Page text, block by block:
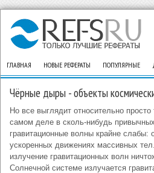
ГЛАВНАЯ НОВЫЕ РЕФЕРАТЫ ПОПУЛЯРНЫЕ
Чёрные дыры - объекты
Но все выглядит относительно
самом деле в сколь-нибудь
гравитационные волны крайне слабы:
ускоренных движениях массивных
излучение гравитационных волн
Солнечной системе излучается